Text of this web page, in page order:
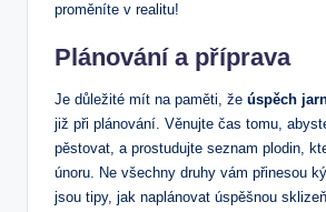
proměníte v realitu!
Plánování a příprava
Je důležité mít na paměti, že úspěch
již při plánování. Věnujte čas tomu,
pěstovat, a prostudujte seznam plodin,
únoru. Ne všechny druhy vám přinesou
jsou tipy, jak naplánovat úspěšnou